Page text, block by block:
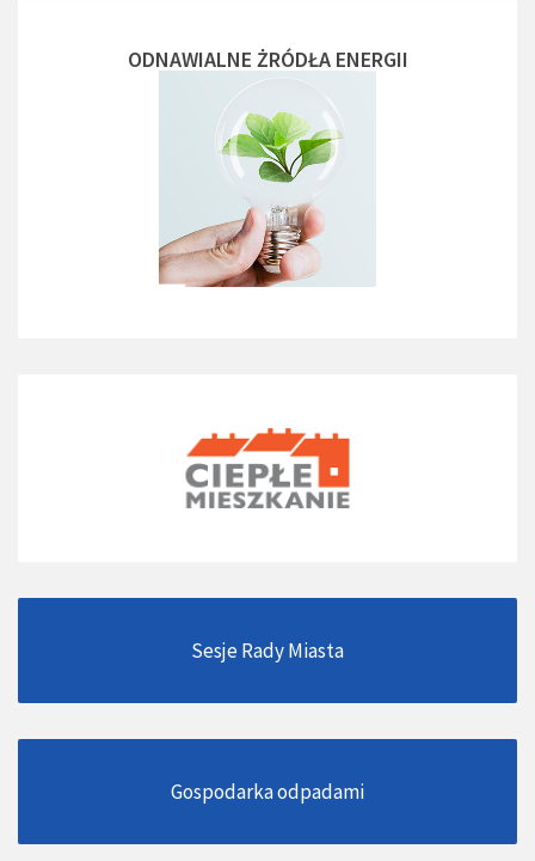
ODNAWIALNE ŻRÓDŁA ENERGII
Sesje Rady Miasta
Gospodarka odpadami